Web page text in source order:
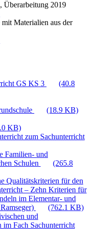
Überarbeitung 2019
Materialien aus der
GS KS 3
(40.8
(18.9 KB)
KB)
zum Sachunterricht
Familien- und
Schulen
(265.8
Qualitätskriterien für den
– Zehn Kriterien für
im Elementar- und
(762.1 KB)
und
im Fach Sachunterricht